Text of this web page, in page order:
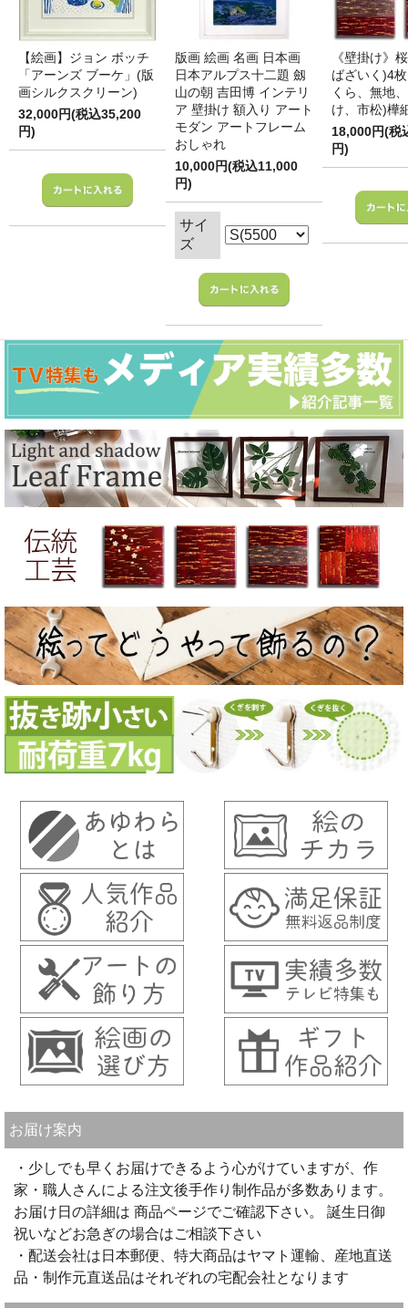
【絵画】ジョン ボッチ
「アーンズ ブーケ」(版
画シルクスクリーン)
32,000円(税込35,200
円)
版画 絵画 名画 日本画
日本アルプス十二題 劔
山の朝 吉田博 インテリ
ア 壁掛け 額入り アート
モダン アートフレーム
おしゃれ
10,000円(税込11,000
円)
サイ
ズ
《壁掛け》
ばざいく)4
くら、無地
け、市松)樺
18,000円(税
円)
お届け案内
・少しでも早くお届けできるよう心がけていますが、作
家・職人さんによる注文後手作り制作品が多数あります。
お届け日の詳細は 商品ページでご確認下さい。 誕生日御
祝いなどお急ぎの場合はご相談下さい
・配送会社は日本郵便、特大商品はヤマト運輸、産地直送
品・制作元直送品はそれぞれの宅配会社となります